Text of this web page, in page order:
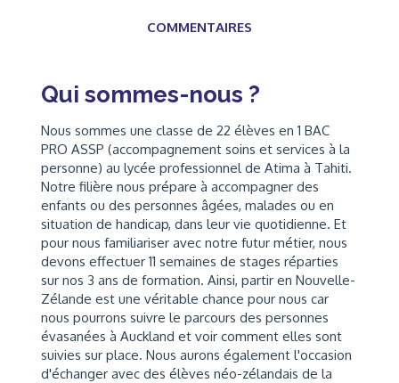
COMMENTAIRES
Qui sommes-nous ?
Nous sommes une classe de 22 élèves en 1 BAC
PRO ASSP (accompagnement soins et services à la
personne) au lycée professionnel de Atima à Tahiti.
Notre filière nous prépare à accompagner des
enfants ou des personnes âgées, malades ou en
situation de handicap, dans leur vie quotidienne. Et
pour nous familiariser avec notre futur métier, nous
devons effectuer 11 semaines de stages réparties
sur nos 3 ans de formation. Ainsi, partir en Nouvelle-
Zélande est une véritable chance pour nous car
nous pourrons suivre le parcours des personnes
évasanées à Auckland et voir comment elles sont
suivies sur place. Nous aurons également l'occasion
d'échanger avec des élèves néo-zélandais de la